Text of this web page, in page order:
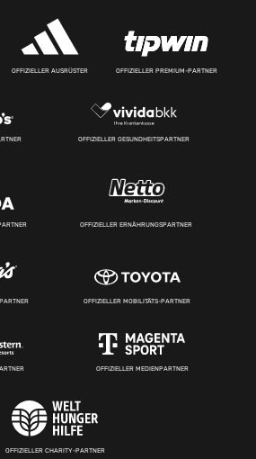
OFFIZIELLER AUSRÜSTER OFFIZIELLER PREMIUM-PARTNER
OFFIZIELLER GESUNDHEITSPARTNER
OFFIZIELLER ERNÄHRUNGSPARTNER
OFFIZIELLER MOBILITÄTS-PARTNER
OFFIZIELLER MEDIENPARTNER
OFFIZIELLER CHARITY-PARTNER